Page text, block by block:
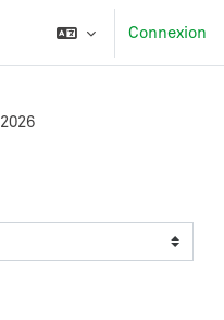
Connexion
2026